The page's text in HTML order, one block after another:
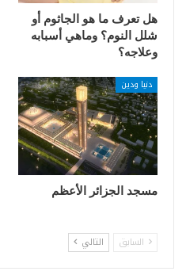
هل تعرف ما هو الجاثوم أو
شلل النوم؟ وماهي أسبابه
وعلاجه؟
دنيا ودين
مسجد الجزائر الأعظم
السابق التالي